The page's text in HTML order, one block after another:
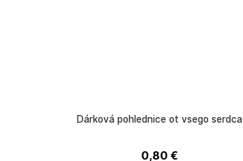
Dárková pohlednice ot vsego serdca
0,80 €